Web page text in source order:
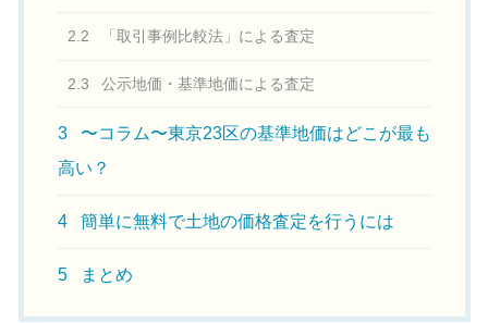
2.2 「取引事例比較法」による査定
2.3 公示地価・基準地価による査定
3
〜コラム〜東京23区の基準地価はどこが最も
高い？
4 簡単に無料で土地の価格査定を行うには
5 まとめ